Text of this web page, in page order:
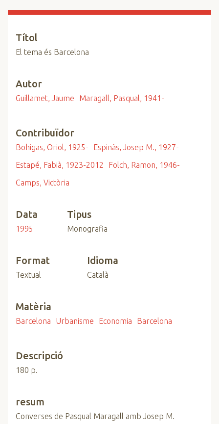
Títol
El tema és Barcelona
Autor
Guillamet, Jaume Maragall, Pasqual, 1941-
Contribuïdor
Bohigas, Oriol, 1925-
Espinàs, Josep M., 1927-
Estapé, Fabià, 1923-2012
Folch, Ramon, 1946-
Camps, Victòria
Data
1995
Tipus
Monografia
Format
Textual
Idioma
Català
Matèria
Barcelona Urbanisme Economia Barcelona
Descripció
180 p.
resum
Converses de Pasqual Maragall amb Josep M.